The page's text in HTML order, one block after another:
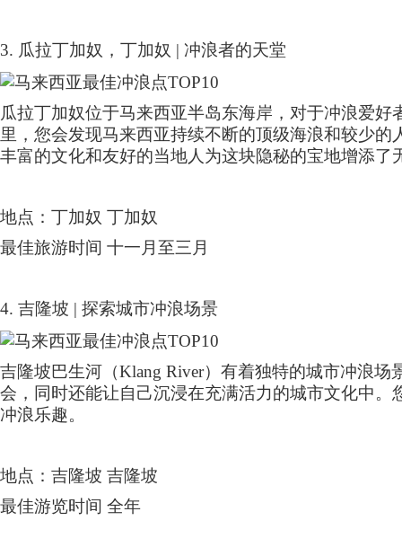
3. 瓜拉丁加奴，丁加奴 | 冲浪者的天堂
瓜拉丁加奴位于马来西亚半岛东海岸，对于冲浪爱
里，您会发现马来西亚持续不断的顶级海浪和较少
丰富的文化和友好的当地人为这块隐秘的宝地增添了
地点：丁加奴 丁加奴
最佳旅游时间 十一月至三月
4. 吉隆坡 | 探索城市冲浪场景
吉隆坡巴生河（Klang River）有着独特的城市冲浪场
会，同时还能让自己沉浸在充满活力的城市文化中
冲浪乐趣。
地点：吉隆坡 吉隆坡
最佳游览时间 全年